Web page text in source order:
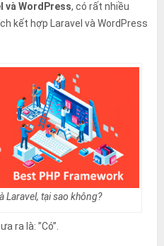
và WordPress, có rất nhiều
kết hợp Laravel và WordPress
Laravel, tại sao không?
ra là: ”Có”.